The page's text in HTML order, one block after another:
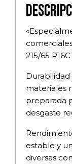
215/65
Durabilidad
materiales
preparada
desgaste
estable y
diversas